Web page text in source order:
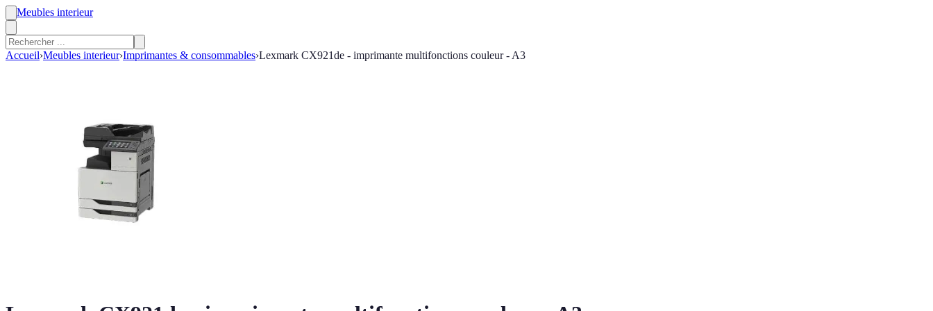
Meubles interieur
Accueil›Meubles interieur›Imprimantes & consommables›Lexmark CX921de - imprimante multifonctions couleur - A3